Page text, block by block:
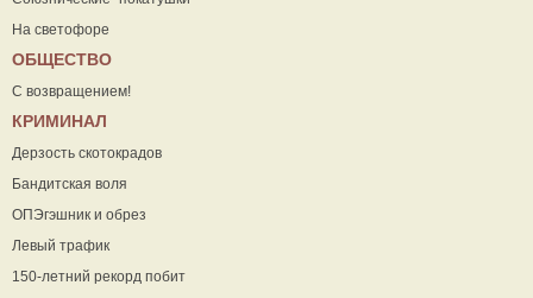
На светофоре
ОБЩЕСТВО
С возвращением!
КРИМИНАЛ
Дерзость скотокрадов
Бандитская воля
ОПЭгэшник и обрез
Левый трафик
150-летний рекорд побит